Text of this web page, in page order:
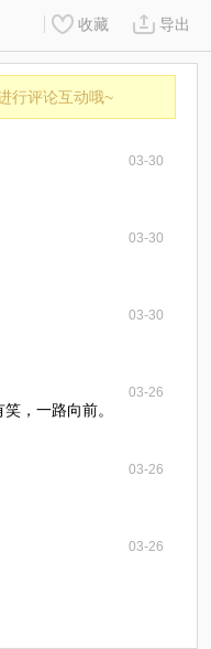
收藏 导出
行评论互动哦~
03-30
03-30
03-30
03-26
，一路向前。
03-26
03-26